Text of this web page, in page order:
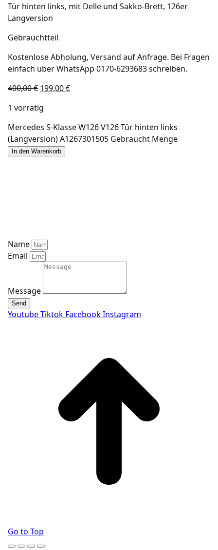
Tür hinten links, mit Delle und Sakko-Brett, 126er
Langversion
Gebrauchtteil
Kostenlose Abholung, Versand auf Anfrage. Bei Fragen
einfach über WhatsApp 0170-6293683 schreiben.
400,00€ 199,00€
1 vorrätig
Mercedes S-Klasse W126 V126 Tür hinten links
(Langversion) A1267301505 Gebraucht Menge
In den Warenkorb
Name
Email
Message
Send
YoutubeTiktok FacebookInstagram
Go to Top